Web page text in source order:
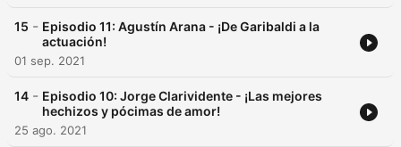
15 - Episodio 11: Agustín Arana - ¡De Garibaldi a la
actuación!
01 sep. 2021
14 - Episodio 10: Jorge Clarividente - ¡Las mejores
hechizos y pócimas de amor!
25 ago. 2021